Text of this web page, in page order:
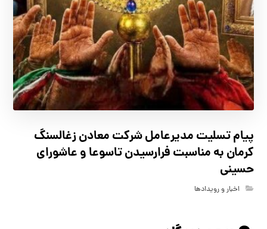
پیام تسلیت مدیرعامل شرکت معادن زغالسنگ
کرمان به مناسبت فرارسیدن تاسوعا و عاشورای
حسینی
اخبار و رویدادها